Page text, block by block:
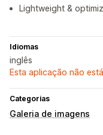
Lightweight &
Idiomas
inglês
Esta aplicação não
Categorias
Galeria de imagens